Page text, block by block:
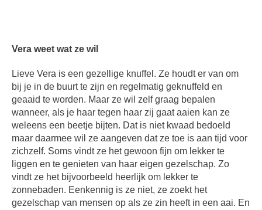
Vera weet wat ze wil
Lieve Vera is een gezellige knuffel. Ze houdt er van om
bij je in de buurt te zijn en regelmatig geknuffeld en
geaaid te worden. Maar ze wil zelf graag bepalen
wanneer, als je haar tegen haar zij gaat aaien kan ze
weleens een beetje bijten. Dat is niet kwaad bedoeld
maar daarmee wil ze aangeven dat ze toe is aan tijd voor
zichzelf. Soms vindt ze het gewoon fijn om lekker te
liggen en te genieten van haar eigen gezelschap. Zo
vindt ze het bijvoorbeeld heerlijk om lekker te
zonnebaden. Eenkennig is ze niet, ze zoekt het
gezelschap van mensen op als ze zin heeft in een aai. En